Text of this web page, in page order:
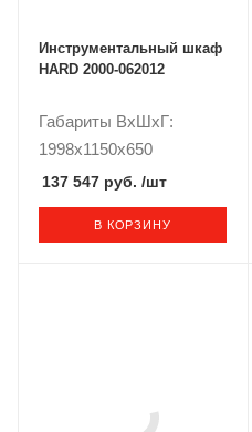
Инструментальный шкаф
HARD 2000-062012
Габариты ВxШxГ:
1998x1150x650
137 547 руб. /шт
В КОРЗИНУ